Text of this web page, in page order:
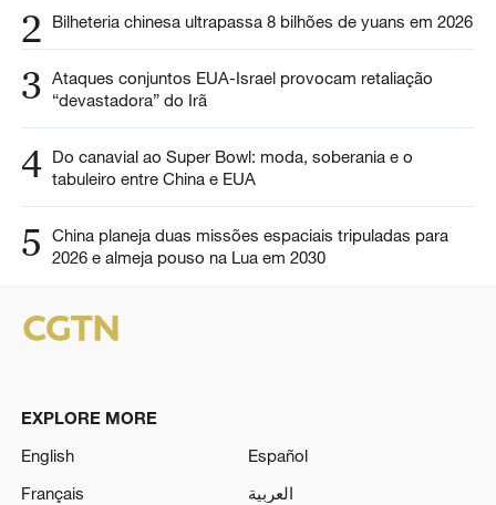
2 Bilheteria chinesa ultrapassa 8 bilhões de yuans em 2026
3 Ataques conjuntos EUA-Israel provocam retaliação
“devastadora” do Irã
4 Do canavial ao Super Bowl: moda, soberania e o
tabuleiro entre China e EUA
5
China planeja duas missões espaciais tripuladas para
2026 e almeja pouso na Lua em 2030
EXPLORE MORE
English
Español
Français
العربية